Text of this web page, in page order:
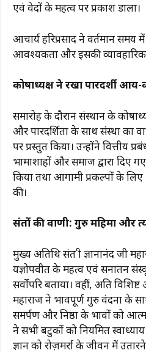
एवं वेदों के महत्व पर प्रकाश डाला।
आचार्य हरिप्रसाद ने वर्तमान समय
आवश्यकता और इसकी व्यावहारिक
कोषाध्यक्ष ने रखा पारदर्शी
समारोह के दौरान संस्थान के
और पारदर्शिता के साथ संस्था का
पर प्रस्तुत किया। उन्होंने वित्तीय
भामाशाहों और समाज द्वारा दिए
किया तथा आगामी प्रकल्पों के
की।
संतों की वाणी: गुरु महिमा और
मुख्य अतिथि संत श्री ज्ञानानंद जी
यज्ञोपवीत के महत्व एवं सनातन
सर्वोपरि बताया। वहीं, अति
महाराज ने भावपूर्ण गुरु वंदना के
समर्पण और निष्ठा के भावों को
ने सभी बटुकों को नियमित
ज्ञान को रोज़मर्रा के जीवन में